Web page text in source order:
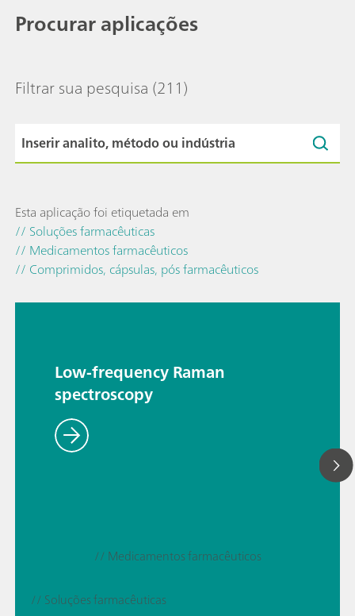
Procurar aplicações
Filtrar sua pesquisa (211)
Esta aplicação foi etiquetada em
// Soluções farmacêuticas
// Medicamentos farmacêuticos
// Comprimidos, cápsulas, pós farmacêuticos
Low-frequency Raman
spectroscopy
// Medicamentos farmacêuticos
// Soluções farmacêuticas